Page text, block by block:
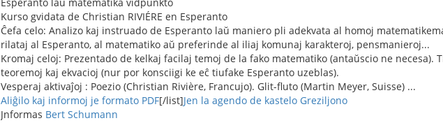
Kurso gvidata de Christian RIVIÉRE en Esperanto
Ĉefa celo: Analizo kaj instruado de Esperanto laŭ maniero pli adekvata al homoj
rilataj al Esperanto, al matematiko aŭ preferinde al iliaj komunaj karakteroj, pensmanieroj...
Kromaj celoj: Prezentado de kelkaj facilaj temoj de la fako matematiko (antaŭscio ne necesa).
teoremoj kaj ekvacioj (nur por konsciigi ke eĉ tiufake Esperanto uzeblas).
Vesperaj aktivaĵoj : Poezio (Christian Rivière, Francujo). Glit-fluto (Martin Meyer, Suisse) ...
Aliĝilo kaj informoj je formato PDF[/list]Jen la agendo de kastelo Greziljono
Jnformas Bert Schumann